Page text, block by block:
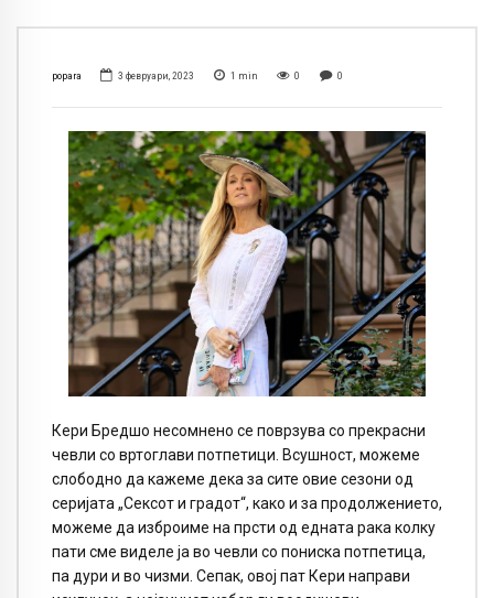
popara 3 февруари, 2023 1 min 0 0
Кери Бредшо несомнено се поврзува со прекрасни
чевли со вртоглави потпетици. Всушност, можеме
слободно да кажеме дека за сите овие сезони од
серијата „Сексот и градот“, како и за продолжението,
можеме да изброиме на прсти од едната рака колку
пати сме виделе ја во чевли со пониска потпетица,
па дури и во чизми. Сепак, овој пат Кери направи